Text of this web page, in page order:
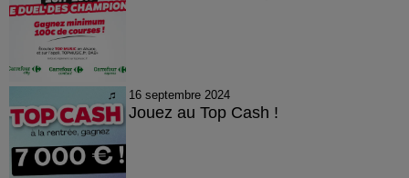
16 septembre 2024
Jouez au Top Cash !